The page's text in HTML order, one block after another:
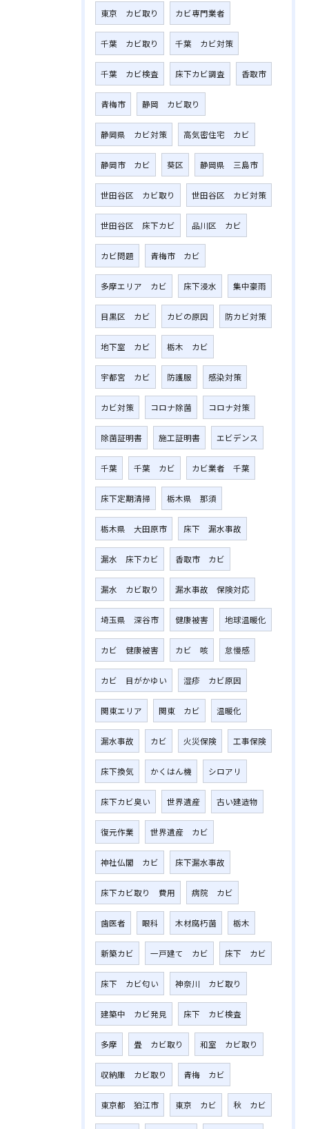
東京 カビ取り カビ専門業者
千葉 カビ取り 千葉 カビ対策
千葉 カビ検査 床下カビ調査 香取市
青梅市 静岡 カビ取り
静岡県 カビ対策 高気密住宅 カビ
静岡市 カビ 葵区 静岡県 三島市
世田谷区 カビ取り 世田谷区 カビ対策
世田谷区 床下カビ 品川区 カビ
カビ問題 青梅市 カビ
多摩エリア カビ 床下浸水 集中豪雨
目黒区 カビ カビの原因 防カビ対策
地下室 カビ 栃木 カビ
宇都宮 カビ 防護服 感染対策
カビ対策 コロナ除菌 コロナ対策
除菌証明書 施工証明書 エビデンス
千葉 千葉 カビ カビ業者 千葉
床下定期清掃 栃木県 那須
栃木県 大田原市 床下 漏水事故
漏水 床下カビ 香取市 カビ
漏水 カビ取り 漏水事故 保険対応
埼玉県 深谷市 健康被害 地球温暖化
カビ 健康被害 カビ 咳 怠慢感
カビ 目がかゆい 湿疹 カビ原因
関東エリア 関東 カビ 温暖化
漏水事故 カビ 火災保険 工事保険
床下換気 かくはん機 シロアリ
床下カビ臭い 世界遺産 古い建造物
復元作業 世界遺産 カビ
神社仏閣 カビ 床下漏水事故
床下カビ取り 費用 病院 カビ
歯医者 眼科 木材腐朽菌 栃木
新築カビ 一戸建て カビ 床下 カビ
床下 カビ匂い 神奈川 カビ取り
建築中 カビ発見 床下 カビ検査
多摩 畳 カビ取り 和室 カビ取り
収納庫 カビ取り 青梅 カビ
東京都 狛江市 東京 カビ 秋 カビ